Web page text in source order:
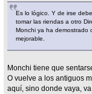
Es lo lógico. Y de irse
tomar las riendas a otro
Monchi ya ha demostrado
mejorable.
Monchi tiene que
O vuelve a los antiguos
aquí, sino donde vaya,